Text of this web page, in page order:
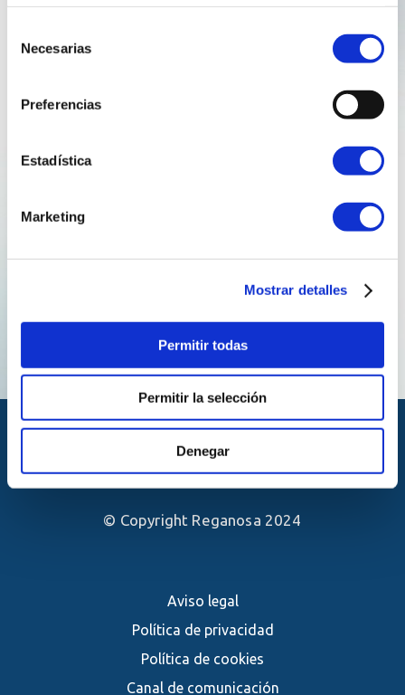
Necesarias
Preferencias
Estadística
Marketing
Mostrar detalles
Permitir todas
Permitir la selección
Denegar
Concello, Club do Mar y Reganosa organizan la jornada
en la que se esperan más de 100 embarcaciones y hasta
750 participantes Mugardos se convierte mañana en la
más de un…
Aviso legal
Política de privacidad
Política de cookies
Canal de comunicación
© Copyright Reganosa 2024